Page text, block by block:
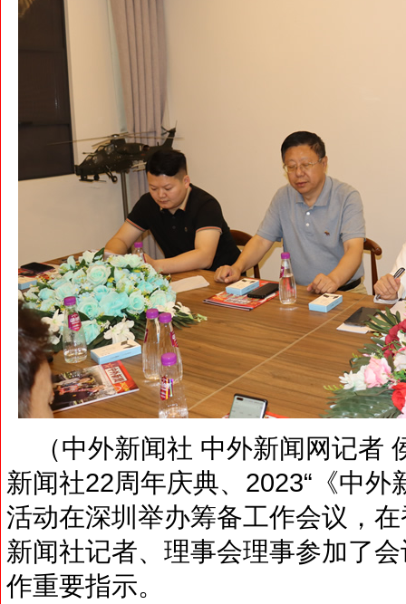
（中外新闻社 中外新闻网记者
新闻社22周年庆典、2023“《中
活动在深圳举办筹备工作会议，
新闻社记者、理事会理事参加了
作重要指示。